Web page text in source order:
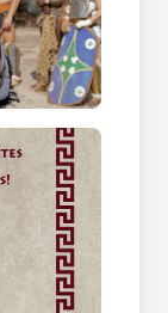
Reviu
romans
Veritas